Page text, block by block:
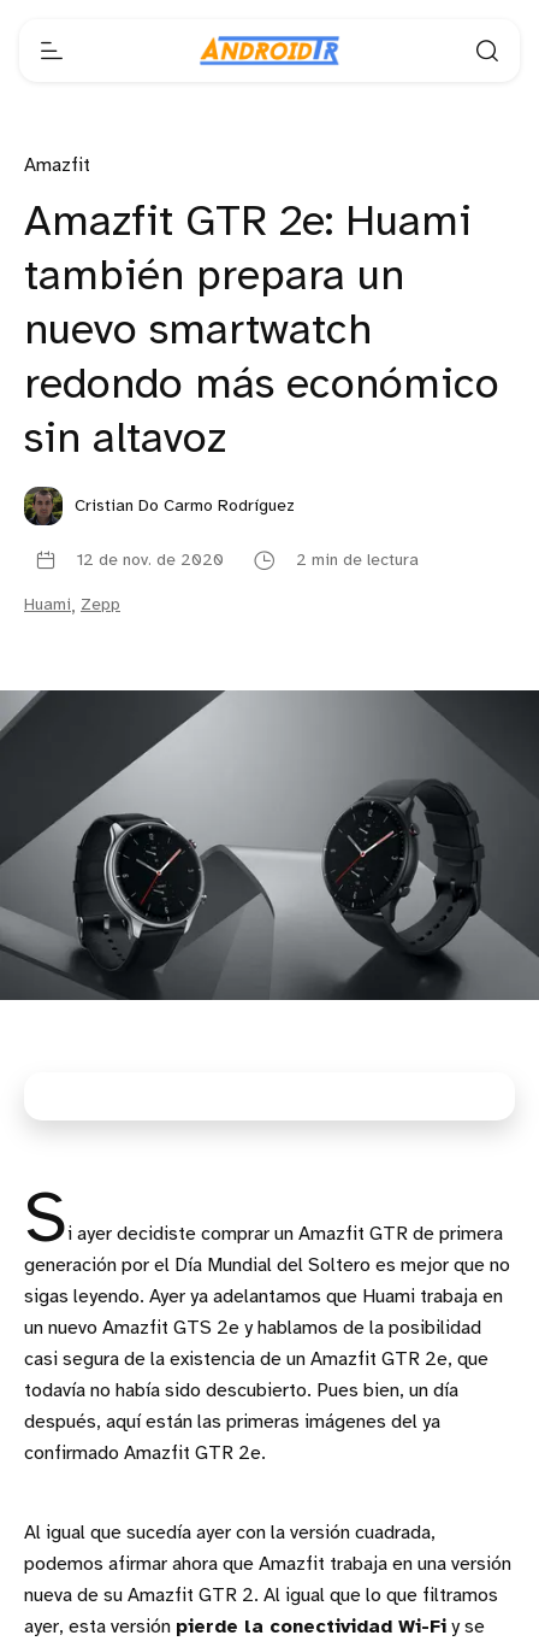
Amazfit
Amazfit GTR 2e: Huami
también prepara un
nuevo smartwatch
redondo más económico
sin altavoz
Cristian Do Carmo Rodríguez
12 de nov. de 2020 2 min de lectura
Huami, Zepp
Si ayer decidiste comprar un Amazfit GTR de primera
generación por el Día Mundial del Soltero es mejor que no
sigas leyendo. Ayer ya adelantamos que Huami trabaja en
un nuevo Amazfit GTS 2e y hablamos de la posibilidad
casi segura de la existencia de un Amazfit GTR 2e, que
todavía no había sido descubierto. Pues bien, un día
después, aquí están las primeras imágenes del ya
confirmado Amazfit GTR 2e.
Al igual que sucedía ayer con la versión cuadrada,
podemos afirmar ahora que Amazfit trabaja en una versión
nueva de su Amazfit GTR 2. Al igual que lo que filtramos
ayer, esta versión pierde la conectividad Wi-Fi y se